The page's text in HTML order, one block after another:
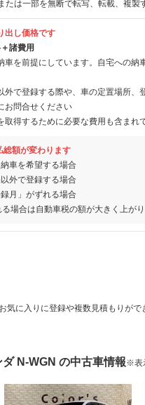
は一部を無断で転写、転載、複製
出し価格です
諸費用
を前提にしています。自宅への納
で登録する際や、車の定置場所、
お問合せください
得するために必要な費用も含まれ
総額が変わります
車を希望する場合
外で登録する場合
月」がずれる場合
場合は自動車税の額が大きく上がり
気に入りに登録や複数見積もりがで
N-WGN の中古車情報※表